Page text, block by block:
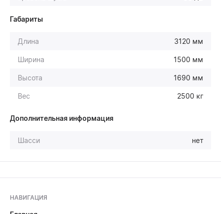
Габариты
Длина 3120 мм
Ширина 1500 мм
Высота 1690 мм
Вес 2500 кг
Дополнительная информация
Шасси нет
НАВИГАЦИЯ